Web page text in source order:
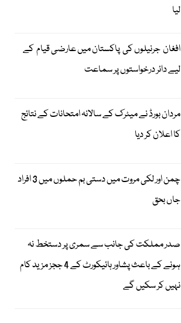
لیا
افغان جرنیلوں کی پاکستان میں عارضی قیام کے
لیے دائر درخواستوں پر سماعت
مردان بورڈ نے میٹرک کے سالانہ امتحانات کے نتائج
کا اعلان کر دیا
چمن اور لکی مروت میں دستی بم حملوں میں 3 افراد
جاں بحق
صدر مملکت کی جانب سے سمری پر دستخط نہ
ہونے کے باعث پشاور ہائیکورٹ کے 4 ججز مزید کام
نہیں کر سکیں گے